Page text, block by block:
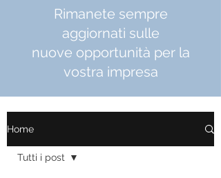
Rimanete sempre
aggiornati sulle
nuove opportunità per la
vostra impresa
Home
Tutti i post